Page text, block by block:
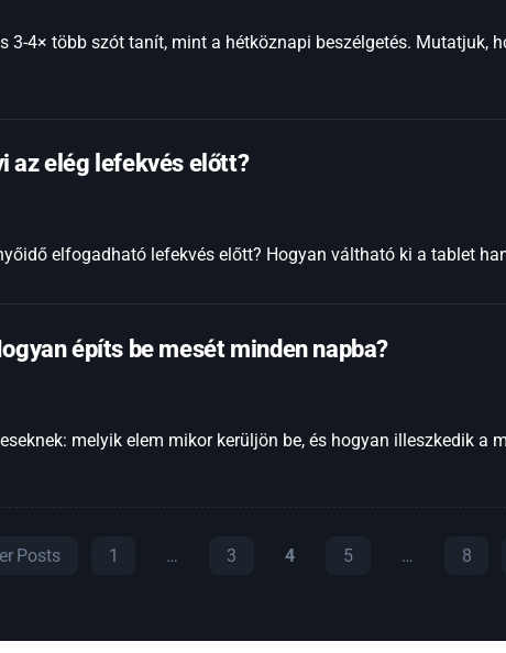
3-4× több szót tanít, mint a hétköznapi beszélgetés. Mutatjuk,
az elég lefekvés előtt?
elfogadható lefekvés előtt? Hogyan váltható ki a tablet
építs be mesét minden napba?
melyik elem mikor kerüljön be, és hogyan illeszkedik a
Posts 1 … 3 4 5 … 8